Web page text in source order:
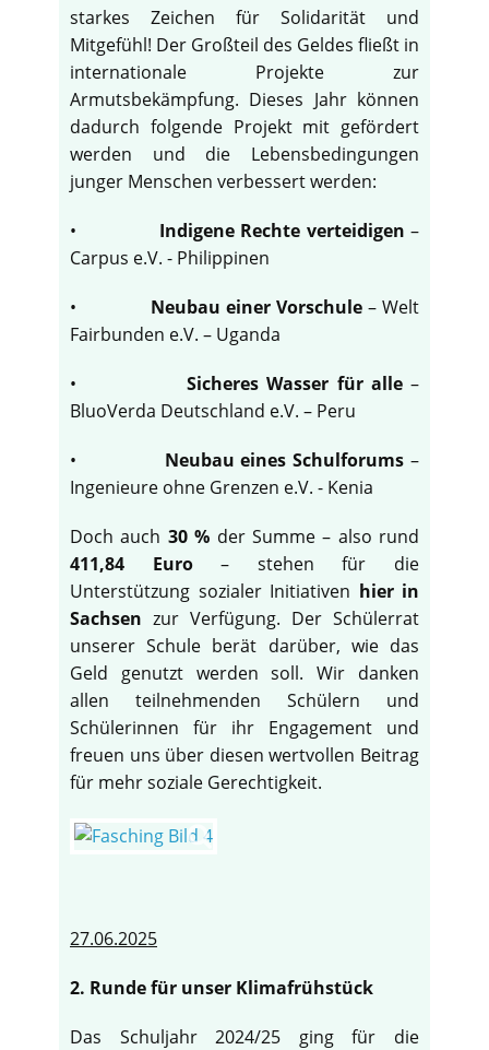
starkes Zeichen für Solidarität und
Mitgefühl! Der Großteil des Geldes fließt in
internationale Projekte zur
Armutsbekämpfung. Dieses Jahr können
dadurch folgende Projekt mit gefördert
werden und die Lebensbedingungen
junger Menschen verbessert werden:
• Indigene Rechte verteidigen –
Carpus e.V. - Philippinen
• Neubau einer Vorschule – Welt
Fairbunden e.V. – Uganda
•Sicheres Wasser für alle–
BluoVerda Deutschland e.V. – Peru
• Neubau eines Schulforums –
Ingenieure ohne Grenzen e.V. - Kenia
Doch auch 30 % der Summe – also rund
411,84 Euro– stehen für die
Unterstützung sozialer Initiativen hier in
Sachsen zur Verfügung. Der Schülerrat
unserer Schule berät darüber, wie das
Geld genutzt werden soll. Wir danken
allen teilnehmenden Schülern und
Schülerinnen für ihr Engagement und
freuen uns über diesen wertvollen Beitrag
für mehr soziale Gerechtigkeit.
27.06.2025
2. Runde für unser Klimafrühstück
Das Schuljahr 2024/25 ging für die